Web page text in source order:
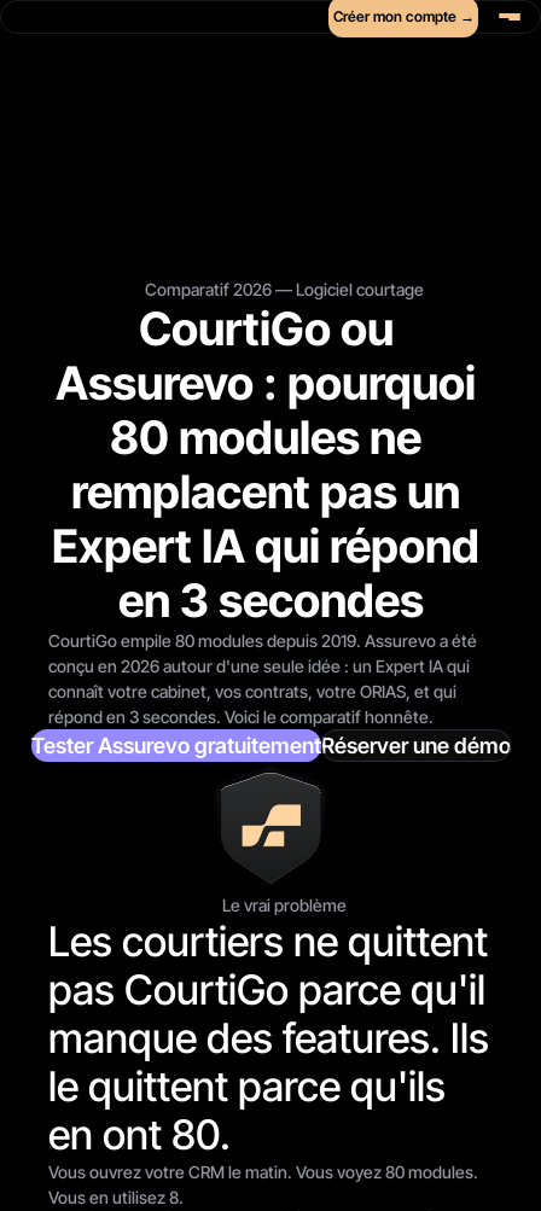
Créer mon compte →
Comparatif 2026 — Logiciel courtage
CourtiGo ou
Assurevo : pourquoi
80 modules ne
remplacent pas un
Expert IA qui répond
en 3 secondes
CourtiGo empile 80 modules depuis 2019. Assurevo a été
conçu en 2026 autour d'une seule idée : un Expert IA qui
connaît votre cabinet, vos contrats, votre ORIAS, et qui
répond en 3 secondes. Voici le comparatif honnête.
Tester Assurevo gratuitementRéserver une démo
Le vrai problème
Les courtiers ne quittent
pas CourtiGo parce qu'il
manque des features. Ils
le quittent parce qu'ils
en ont 80.
Vous ouvrez votre CRM le matin. Vous voyez 80 modules.
Vous en utilisez 8.